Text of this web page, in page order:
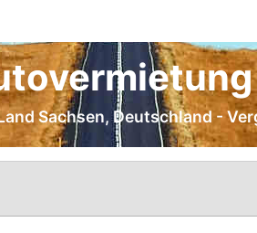
Sachsen, Deutschland -